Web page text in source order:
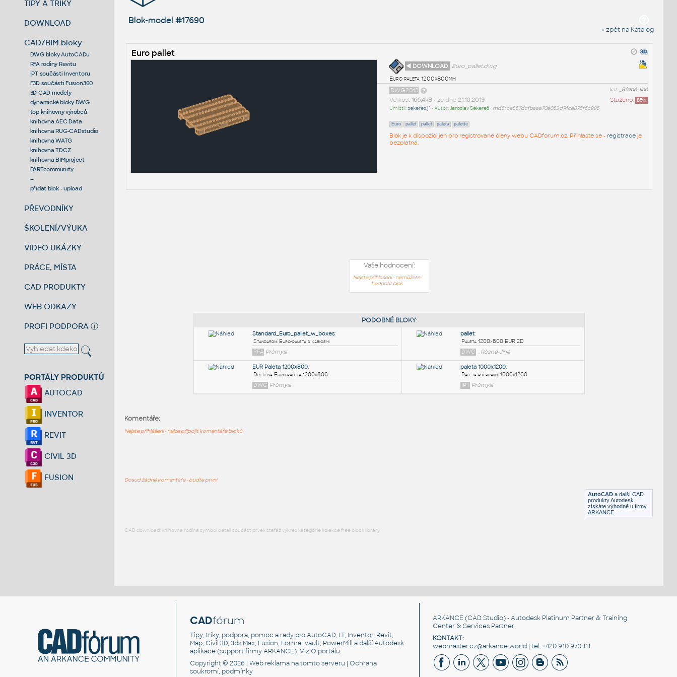
TIPY A TRIKY
DOWNLOAD
CAD/BIM bloky
DWG bloky AutoCADu
RFA rodiny Revitu
IPT součásti Inventoru
F3D součásti Fusion360
3D CAD modely
dynamické bloky DWG
top knihovny výrobců
knihovna AEC Data
knihovna RUG-CADstudio
knihovna WATG
knihovna TDCZ
knihovna BIMproject
PARTcommunity
--
přidat blok - upload
PŘEVODNÍKY
ŠKOLENÍ/VÝUKA
VIDEO UKÁZKY
PRÁCE, MÍSTA
CAD PRODUKTY
WEB ODKAZY
PROFI PODPORA ⓘ
PORTÁLY PRODUKTŮ
AUTOCAD
INVENTOR
REVIT
CIVIL 3D
FUSION
Blok-model #17690
« zpět na Katalog
Euro pallet
◄ DOWNLOAD
Euro_pallet.dwg
Euro paleta 1200x800mm
kat:_Různé-Jiné
DWG2013
Staženo: 851x
Velikost 166,4kB• ze dne 21.10.2019
Umístil:sekeres.j^ • Autor:Jaroslav Sekereš• md5: ce557dcfbaaa70e053d74ce875f6c995
Euro pallet pallet paleta palette
Blok je k dispozici jen pro registrované členy webu CADforum.cz. Přihlaste se - registraceje
bezplatná.
Vaše hodnocení:
Nejste přihlášeni - nemůžete
hodnotit blok
AutoCAD a další CAD
produkty Autodesk
získáte výhodně u firmy
ARKANCE
Komentáře:
Nejste přihlášeni - nelze připojit komentáře bloků
Dosud žádné komentáře - buďte první
CAD download: knihovna rodina symbol detail součást prvek stafáž výkres kategorie kolekce free block library
CADfórum
Tipy, triky, podpora, pomoc a rady pro AutoCAD, LT, Inventor, Revit,
Map, Civil 3D, 3ds Max, Fusion, Forma, Vault, PowerMill a další Autodesk
aplikace (support firmy ARKANCE). VizO portálu.
Copyright © 2026 |Web reklama na tomto serveru |Ochrana
soukromí, podmínky
ARKANCE (CAD Studio) - Autodesk Platinum Partner & Training
Center & Services Partner
KONTAKT:
webmaster.cz@arkance.world | tel. +420 910 970 111